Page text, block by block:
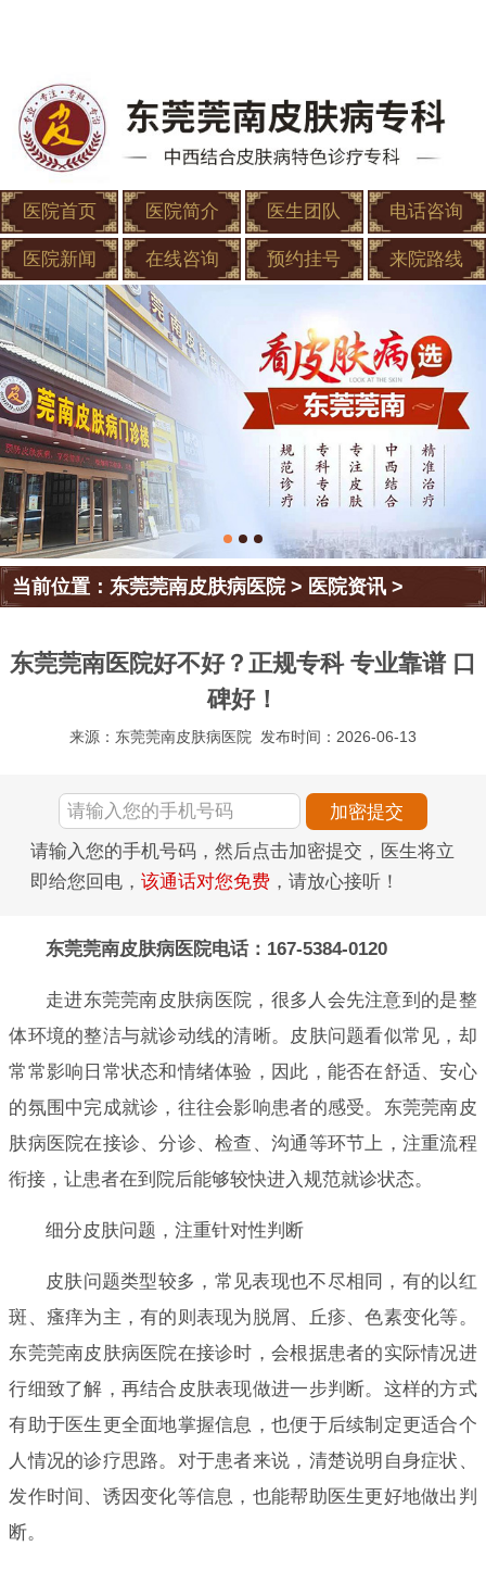
医院首页 医院简介 医生团队 电话咨询
医院新闻 在线咨询 预约挂号 来院路线
当前位置：东莞莞南皮肤病医院> 医院资讯 >
东莞莞南医院好不好？正规专科 专业靠谱 口
碑好！
来源：东莞莞南皮肤病医院 发布时间：2026-06-13
请输入您的手机号码，然后点击加密提交，医生将立
即给您回电， 该通话对您免费 ，请放心接听！
东莞莞南皮肤病医院电话：167-5384-0120
走进东莞莞南皮肤病医院，很多人会先注意到的是整
体环境的整洁与就诊动线的清晰。皮肤问题看似常见，却
常常影响日常状态和情绪体验，因此，能否在舒适、安心
的氛围中完成就诊，往往会影响患者的感受。东莞莞南皮
肤病医院在接诊、分诊、检查、沟通等环节上，注重流程
衔接，让患者在到院后能够较快进入规范就诊状态。
细分皮肤问题，注重针对性判断
皮肤问题类型较多，常见表现也不尽相同，有的以红
斑、瘙痒为主，有的则表现为脱屑、丘疹、色素变化等。
东莞莞南皮肤病医院在接诊时，会根据患者的实际情况进
行细致了解，再结合皮肤表现做进一步判断。这样的方式
有助于医生更全面地掌握信息，也便于后续制定更适合个
人情况的诊疗思路。对于患者来说，清楚说明自身症状、
发作时间、诱因变化等信息，也能帮助医生更好地做出判
断。